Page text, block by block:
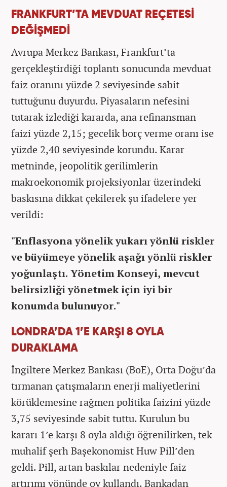
FRANKFURT’TA MEVDUAT REÇETESİ
DEĞİŞMEDİ
Avrupa Merkez Bankası, Frankfurt’ta
gerçekleştirdiği toplantı sonucunda mevduat
faiz oranını yüzde 2 seviyesinde sabit
tuttuğunu duyurdu. Piyasaların nefesini
tutarak izlediği kararda, ana refinansman
faizi yüzde 2,15; gecelik borç verme oranı ise
yüzde 2,40 seviyesinde korundu. Karar
metninde, jeopolitik gerilimlerin
makroekonomik projeksiyonlar üzerindeki
baskısına dikkat çekilerek şu ifadelere yer
verildi:
"Enflasyona yönelik yukarı yönlü riskler
ve büyümeye yönelik aşağı yönlü riskler
yoğunlaştı. Yönetim Konseyi, mevcut
belirsizliği yönetmek için iyi bir
konumda bulunuyor."
LONDRA’DA 1’E KARŞI 8 OYLA
DURAKLAMA
İngiltere Merkez Bankası (BoE), Orta Doğu’da
tırmanan çatışmaların enerji maliyetlerini
körüklemesine rağmen politika faizini yüzde
3,75 seviyesinde sabit tuttu. Kurulun bu
kararı 1’e karşı 8 oyla aldığı öğrenilirken, tek
muhalif şerh Başekonomist Huw Pill’den
geldi. Pill, artan baskılar nedeniyle faiz
artırımı yönünde oy kullandı. Bankadan